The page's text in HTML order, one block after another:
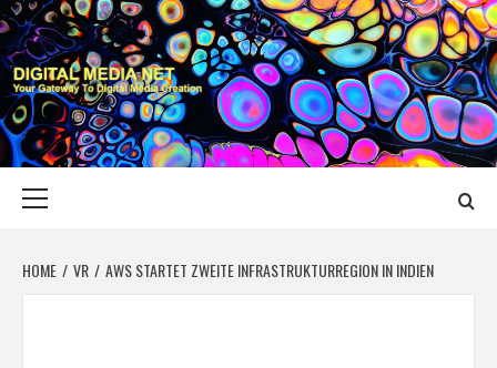
Skip
to
content
DIGITAL MEDIA
YOUR GATEWAY TO DIGITAL MEDIA CREATION
HOME VR AWS STARTET ZWEITE INFRASTRUKTURREGION IN INDIEN